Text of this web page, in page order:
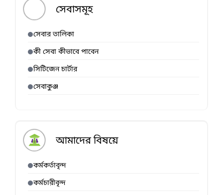
সেবাসমূহ
সেবার তালিকা
কী সেবা কীভাবে পাবেন
সিটিজেন চার্টার
সেবাকুঞ্জ
আমাদের বিষয়ে
কর্মকর্তাবৃন্দ
কর্মচারীবৃন্দ